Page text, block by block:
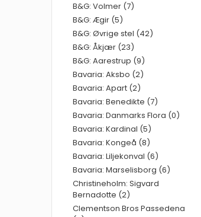
B&G: Volmer (7)
B&G: Ægir (5)
B&G: Øvrige stel (42)
B&G: Åkjær (23)
B&G: Aarestrup (9)
Bavaria: Aksbo (2)
Bavaria: Apart (2)
Bavaria: Benedikte (7)
Bavaria: Danmarks Flora (0)
Bavaria: Kardinal (5)
Bavaria: Kongeå (8)
Bavaria: Liljekonval (6)
Bavaria: Marselisborg (6)
Christineholm: Sigvard
Bernadotte (2)
Clementson Bros Passedena